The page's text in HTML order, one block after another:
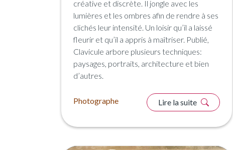
créative et discrète. Il jongle avec les
lumières et les ombres afin de rendre à ses
clichés leur intensité. Un loisir qu’il a laissé
fleurir et qu’il a appris à maîtriser. Publié,
Clavicule arbore plusieurs techniques:
paysages, portraits, architecture et bien
d’autres.
Photographe Lire la suite